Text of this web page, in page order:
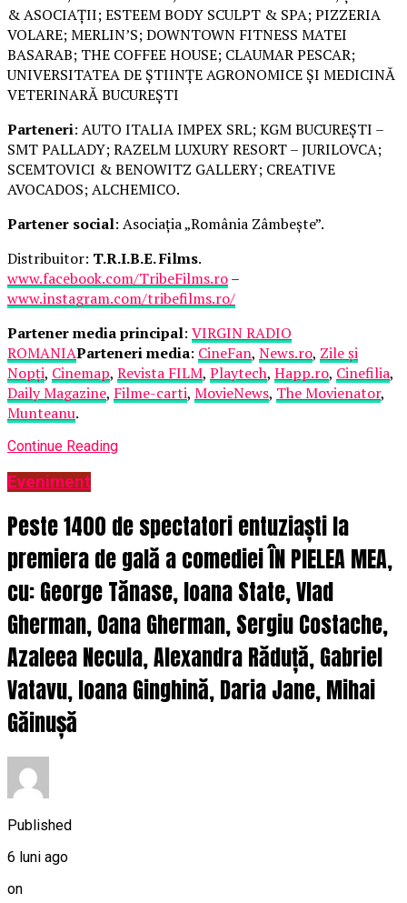
& ASOCIAȚII; ESTEEM BODY SCULPT & SPA; PIZZERIA
VOLARE; MERLIN’S; DOWNTOWN FITNESS MATEI
BASARAB; THE COFFEE HOUSE; CLAUMAR PESCAR;
UNIVERSITATEA DE ȘTIINȚE AGRONOMICE ȘI MEDICINĂ
VETERINARĂ BUCUREȘTI
Parteneri: AUTO ITALIA IMPEX SRL; KGM BUCUREȘTI –
SMT PALLADY; RAZELM LUXURY RESORT – JURILOVCA;
SCEMTOVICI & BENOWITZ GALLERY; CREATIVE
AVOCADOS; ALCHEMICO.
Partener social: Asociația „România Zâmbește”.
Distribuitor: T.R.I.B.E. Films.
www.facebook.com/TribeFilms.ro–
www.instagram.com/tribefilms.ro/
Partener media principal: VIRGIN RADIO
ROMANIAParteneri media: CineFan, News.ro, Zile și
Nopți, Cinemap, Revista FILM, Playtech, Happ.ro, Cinefilia,
Daily Magazine, Filme-carti, MovieNews, The Movienator,
Munteanu.
Continue Reading
Eveniment
Peste 1400 de spectatori entuziaști la
premiera de gală a comediei ÎN PIELEA MEA,
cu: George Tănase, Ioana State, Vlad
Gherman, Oana Gherman, Sergiu Costache,
Azaleea Necula, Alexandra Răduță, Gabriel
Vatavu, Ioana Ginghină, Daria Jane, Mihai
Găinușă
Published
6 luni ago
on